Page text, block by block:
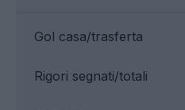
Gol casa/trasferta
Rigori segnati/totali